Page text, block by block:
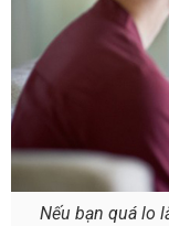
Nếu bạn quá lo